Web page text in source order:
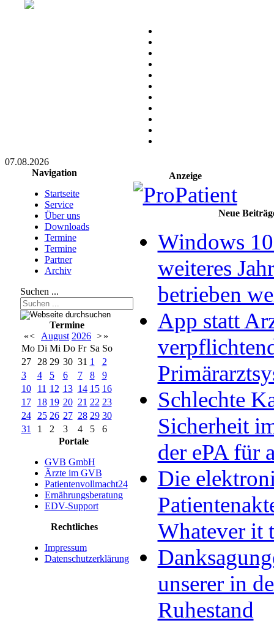
07.08.2026
Navigation
Startseite
Service
Über uns
Downloads
Termine
Termine
Partner
Archiv
Suchen ...
Termine
«< August 2026 >»
Mo Di Mi Do Fr Sa So
27
28 29 30 31 1
2
3
4 5 6 7 8
9
10
11 12 13 14 15 16
17
18 19 20 21 22 23
24
25 26 27 28 29 30
31
1 2 3 4 5
6
Portale
GVB GmbH
Ärzte im GVB
Patientenvollmacht24
Ernährungsberatung
EDV-Support
Rechtliches
Impressum
Datenschutzerklärung
Anzeige
Neue
Windows
weiteres
betrieben
App statt
Schlechte
Sicherheit
der ePA für
Die
Whatever it
unserer in
Ruhestand